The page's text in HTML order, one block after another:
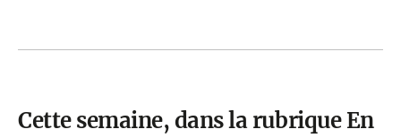
Cette semaine, dans la rubrique En